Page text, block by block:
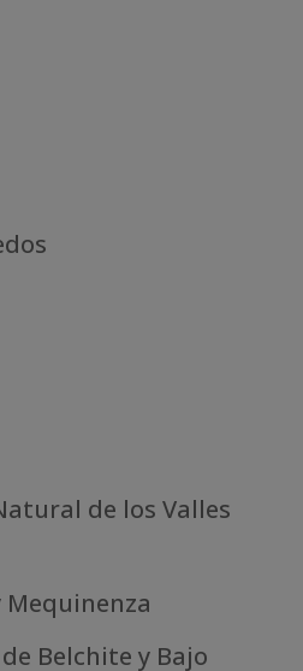
de los Valles
Mequinenza
Belchite y Bajo